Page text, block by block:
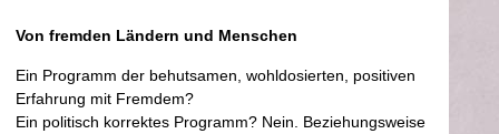
Von fremden Ländern und Menschen
Ein Programm der behutsamen, wohldosierten, positiven
Erfahrung mit Fremdem?
Ein politisch korrektes Programm? Nein. Beziehungsweise